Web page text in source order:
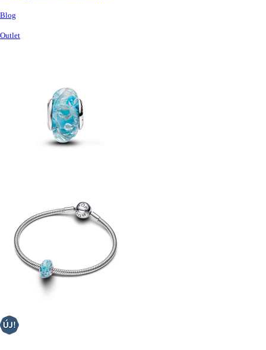
Blog
Outlet